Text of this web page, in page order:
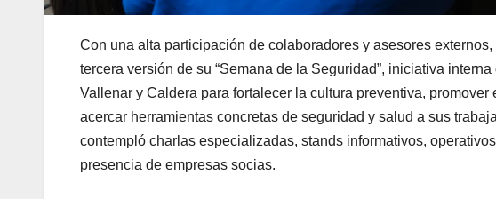
Con una alta participación de colaboradores y asesores
tercera versión de su “Semana de la Seguridad”, iniciativa
Vallenar y Caldera para fortalecer la cultura preventiva, promover
acercar herramientas concretas de seguridad y salud a sus
contempló charlas especializadas, stands informativos,
presencia de empresas socias.